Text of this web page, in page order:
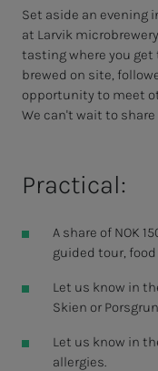
Set aside an evening
at Larvik
tasting where you
brewed on site,
opportunity to meet
We can't wait to
Practical:
A share of NOK
guided tour,
Let us know in
Skien or
Let us know in
allergies.